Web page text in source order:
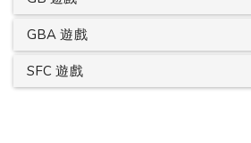
GBA 遊戲
SFC 遊戲